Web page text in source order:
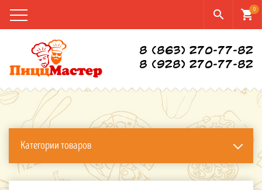
shopping_cart0
search
8 (863) 270-77-82
8 (928) 270-77-82
Категории товаров